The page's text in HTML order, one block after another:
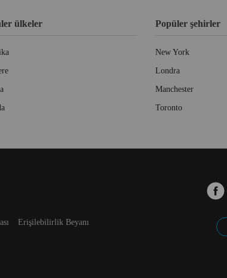
ülkeler Popüler şehirler
New York
Londra
Manchester
Toronto
Erişilebilirlik Beyanı